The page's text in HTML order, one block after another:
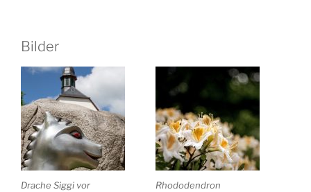
Bilder
Drache Siggi vor
Rhododendron